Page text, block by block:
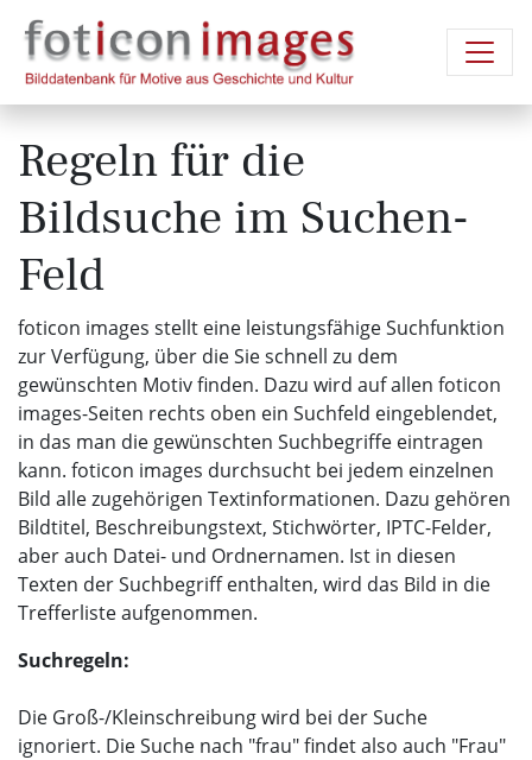
Regeln für die
Bildsuche im Suchen-
Feld
foticon images stellt eine leistungsfähige Suchfunktion
zur Verfügung, über die Sie schnell zu dem
gewünschten Motiv finden. Dazu wird auf allen foticon
images-Seiten rechts oben ein Suchfeld eingeblendet,
in das man die gewünschten Suchbegriffe eintragen
kann. foticon images durchsucht bei jedem einzelnen
Bild alle zugehörigen Textinformationen. Dazu gehören
Bildtitel, Beschreibungstext, Stichwörter, IPTC-Felder,
aber auch Datei- und Ordnernamen. Ist in diesen
Texten der Suchbegriff enthalten, wird das Bild in die
Trefferliste aufgenommen.
Suchregeln:
Die Groß-/Kleinschreibung wird bei der Suche
ignoriert. Die Suche nach "frau" findet also auch "Frau"